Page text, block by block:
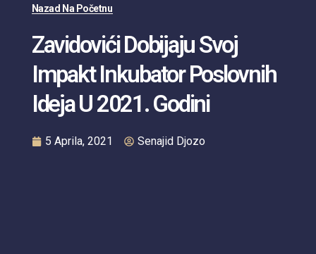
Nazad Na Početnu
Zavidovići Dobijaju Svoj
Impakt Inkubator Poslovnih
Ideja U 2021. Godini
5 Aprila, 2021 Senajid Djozo